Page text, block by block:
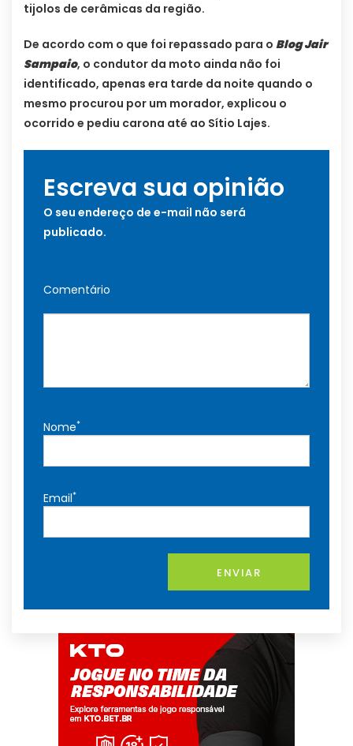
tijolos de cerâmicas da região.
De acordo com o que foi repassado para o Blog Jair
Sampaio, o condutor da moto ainda não foi
identificado, apenas era tarde da noite quando o
mesmo procurou por um morador, explicou o
ocorrido e pediu carona até ao Sítio Lajes.
Escreva sua opinião
O seu endereço de e-mail não será
publicado.
Comentário
Nome*
Email*
ENVIAR